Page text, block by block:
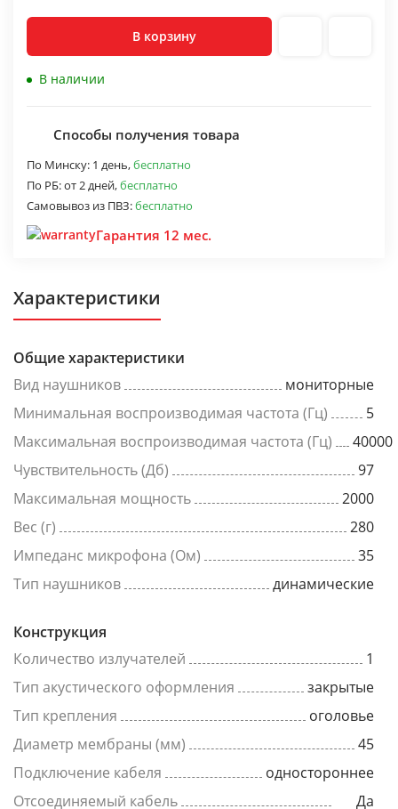
В корзину
В наличии
Способы получения товара
По Минску: 1 день,бесплатно
По РБ:от 2 дней,бесплатно
Самовывоз из ПВЗ:бесплатно
Гарантия 12 мес.
Характеристики
Общие характеристики
Вид наушников
мониторные
Минимальная воспроизводимая частота (Гц)
5
Максимальная воспроизводимая частота (Гц)
40000
Чувствительность (Дб)
97
Максимальная мощность
2000
Вес (г)
280
Импеданс микрофона (Ом)
35
Тип наушников
динамические
Конструкция
Количество излучателей
1
Тип акустического оформления
закрытые
Тип крепления
оголовье
Диаметр мембраны (мм)
45
Подключение кабеля
одностороннее
Отсоединяемый кабель
Да